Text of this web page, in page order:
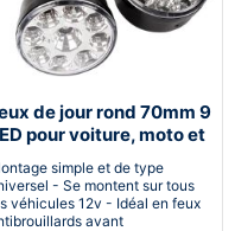
de jour rond 70mm 9
pour voiture, moto et
simple et de type
- Se montent sur tous
véhicules 12v - Idéal en feux
avant